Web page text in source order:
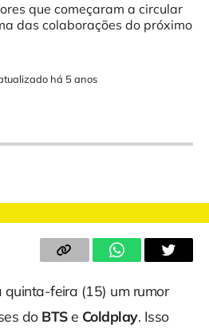
que começaram a circular
das colaborações do próximo
há 5 anos
feira (15) um rumor
do BTSe Coldplay. Isso